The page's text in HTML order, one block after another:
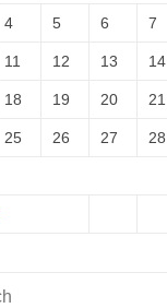
4 5 6 7
11 12 13 14
18 19 20 21
25 26 27 28